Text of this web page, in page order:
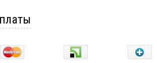
настройка баз данных
безопасности системы с помощью osquery